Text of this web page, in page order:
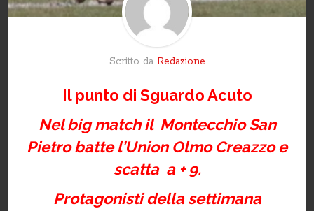
Scritto da Redazione
Il punto di Sguardo Acuto
Nel big match il Montecchio San
Pietro batte l’Union Olmo Creazzo e
scatta a + 9.
Protagonisti della settimana